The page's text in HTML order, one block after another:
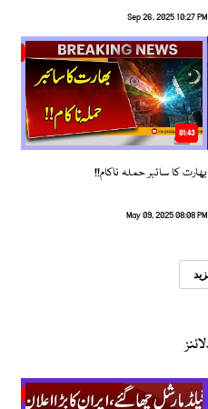
Sep 26, 2025 10:27 PM
01:43
بھارت کا سائبر حملہ ناکام!!
May 09, 2025 08:08 PM